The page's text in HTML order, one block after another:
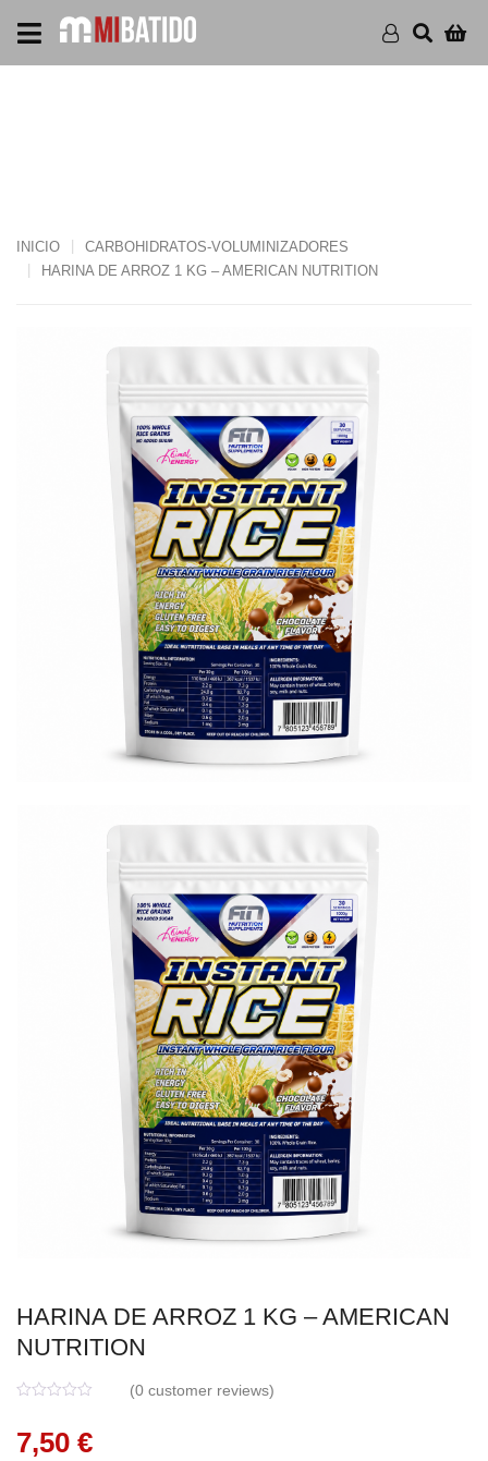
INICIO
CARBOHIDRATOS-VOLUMINIZADORES
HARINA DE ARROZ 1 KG – AMERICAN NUTRITION
HARINA DE ARROZ 1 KG – AMERICAN
NUTRITION
u
t
(0 customer reviews)
7,50 €